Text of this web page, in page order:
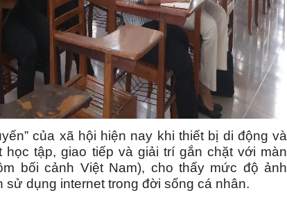
của xã hội hiện nay khi thiết bị di động và
tập, giao tiếp và giải trí gắn chặt với màn
bối cảnh Việt Nam), cho thấy mức độ ảnh
dụng internet trong đời sống cá nhân.